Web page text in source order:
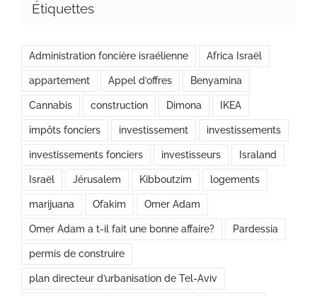
Étiquettes
Administration foncière israélienne Africa Israël
appartement Appel d’offres Benyamina
Cannabis construction Dimona IKEA
impôts fonciers investissement investissements
investissements fonciers investisseurs Israland
Israël Jérusalem Kibboutzim logements
marijuana Ofakim Omer Adam
Omer Adam a t-il fait une bonne affaire? Pardessia
permis de construire
plan directeur d’urbanisation de Tel-Aviv